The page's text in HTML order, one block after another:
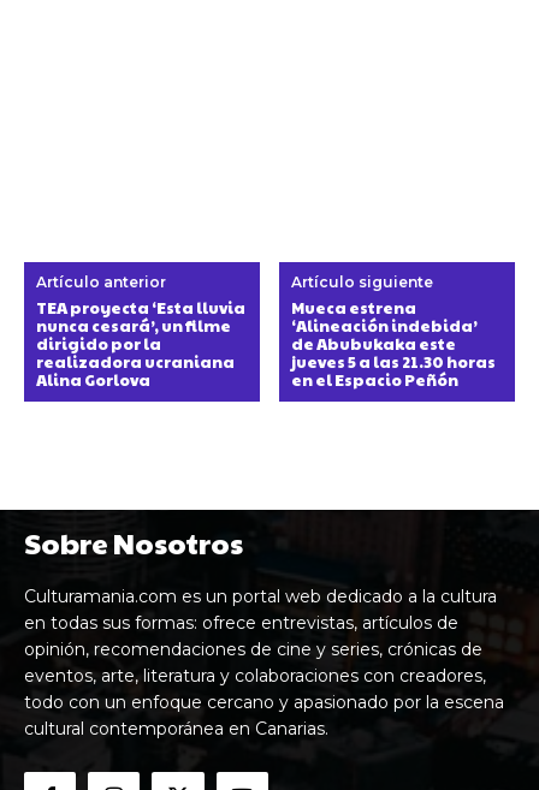
Artículo anterior
TEA proyecta ‘Esta lluvia
nunca cesará’, un filme
dirigido por la
realizadora ucraniana
Alina Gorlova
Artículo siguiente
Mueca estrena
‘Alineación indebida’
de Abubukaka este
jueves 5 a las 21.30 horas
en el Espacio Peñón
Sobre Nosotros
Culturamania.com es un portal web dedicado a la cultura
en todas sus formas: ofrece entrevistas, artículos de
opinión, recomendaciones de cine y series, crónicas de
eventos, arte, literatura y colaboraciones con creadores,
todo con un enfoque cercano y apasionado por la escena
cultural contemporánea en Canarias.